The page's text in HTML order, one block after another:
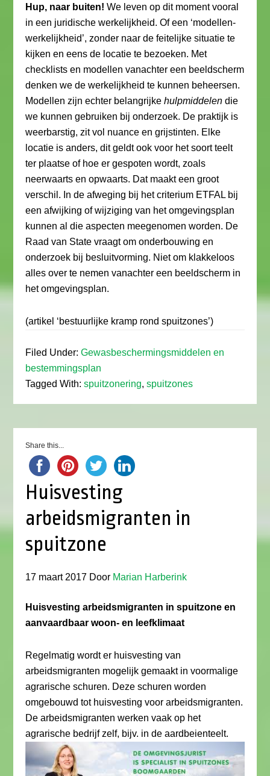
Hup, naar buiten! We leven op dit moment vooral
in een juridische werkelijkheid. Of een ‘modellen-
werkelijkheid’, zonder naar de feitelijke situatie te
kijken en eens de locatie te bezoeken. Met
checklists en modellen vanachter een beeldscherm
denken we de werkelijkheid te kunnen beheersen.
Modellen zijn echter belangrijkehulpmiddelen die
we kunnen gebruiken bij onderzoek. De praktijk is
weerbarstig, zit vol nuance en grijstinten. Elke
locatie is anders, dit geldt ook voor het soort teelt
ter plaatse of hoe er gespoten wordt, zoals
neerwaarts en opwaarts. Dat maakt een groot
verschil. In de afweging bij het criterium ETFAL bij
een afwijking of wijziging van het omgevingsplan
kunnen al die aspecten meegenomen worden. De
Raad van State vraagt om onderbouwing en
onderzoek bij besluitvorming. Niet om klakkeloos
alles over te nemen vanachter een beeldscherm in
het omgevingsplan.
(artikel ‘bestuurlijke kramp rond spuitzones’)
Filed Under:Gewasbeschermingsmiddelen en
bestemmingsplan
Tagged With:spuitzonering,spuitzones
Share this...
Huisvesting
arbeidsmigranten in
spuitzone
17 maart 2017 Door Marian Harberink
Huisvesting arbeidsmigranten in spuitzone en
aanvaardbaar woon- en leefklimaat
Regelmatig wordt er huisvesting van
arbeidsmigranten mogelijk gemaakt in voormalige
agrarische schuren. Deze schuren worden
omgebouwd tot huisvesting voor arbeidsmigranten.
De arbeidsmigranten werken vaak op het
agrarische bedrijf zelf, bijv. in de aardbeienteelt.